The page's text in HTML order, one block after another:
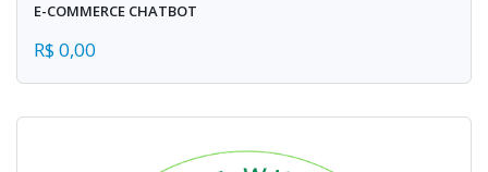
E-COMMERCE CHATBOT
R$ 0,00